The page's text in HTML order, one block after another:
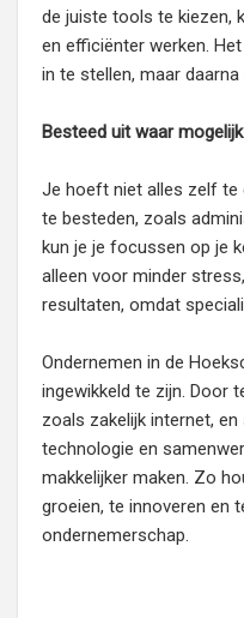
de juiste tools te kiezen,
en efficiënter werken.
in te stellen, maar
Besteed uit waar mogelijk
Je hoeft niet alles zelf te
te besteden, zoals
kun je je focussen op je
alleen voor minder
resultaten, omdat
Ondernemen in de
ingewikkeld te zijn. Door
zoals zakelijk internet,
technologie en
makkelijker maken. Zo
groeien, te innoveren en
ondernemerschap.